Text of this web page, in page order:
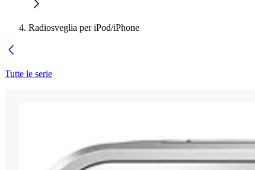
Radiosveglia per iPod/iPhone
Tutte le serie